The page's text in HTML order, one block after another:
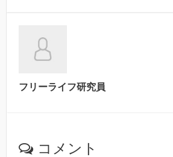
フリーライフ研究員
コメント